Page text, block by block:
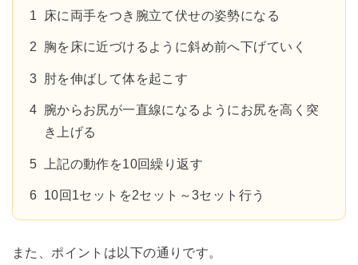
床に両手をつき腕立て伏せの姿勢になる
胸を床に近づけるように斜め前へ下げていく
肘を伸ばして体を起こす
腕からお尻が一直線になるようにお尻を高く突
き上げる
上記の動作を10回繰り返す
10回1セットを2セット～3セット行う
また、ポイントは以下の通りです。